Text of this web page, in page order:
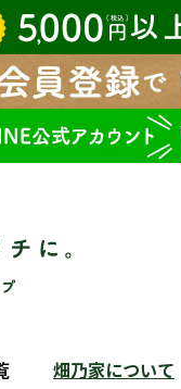
畑乃家について